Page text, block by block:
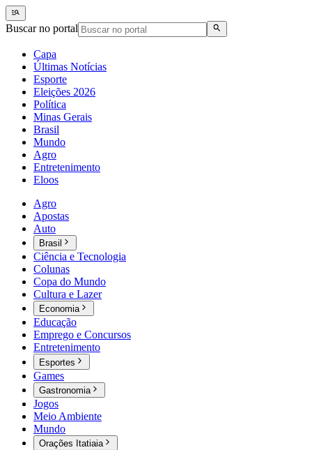
Buscar no portal
Capa
Últimas Notícias
Esporte
Eleições 2026
Política
Minas Gerais
Brasil
Mundo
Agro
Entretenimento
Eloos
Agro
Apostas
Auto
Brasil
Ciência e Tecnologia
Colunas
Copa do Mundo
Cultura e Lazer
Economia
Educação
Emprego e Concursos
Entretenimento
Esportes
Games
Gastronomia
Jogos
Meio Ambiente
Mundo
Orações Itatiaia